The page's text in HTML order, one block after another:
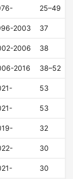
25–49
2003 37
2006 38
2016 38–52
53
53
32
30
30